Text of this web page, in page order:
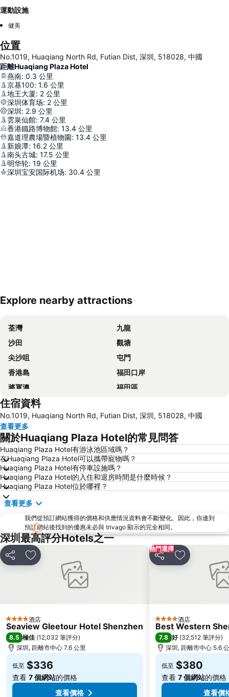
運動設施
健美
位置
No.1019, Huaqiang North Rd, Futian Dist, 深圳, 518028, 中國
距離Huaqiang Plaza Hotel
燕南: 0.3 公里
京基100: 1.6 公里
地王大厦: 2 公里
深圳体育场: 2 公里
深圳: 2.9 公里
雲泉仙館: 7.4 公里
香港鐵路博物館: 13.4 公里
嘉道理農場暨植物園: 13.4 公里
新娘潭: 16.2 公里
南头古城: 17.5 公里
明华轮: 19 公里
深圳宝安国际机场: 30.4 公里
展開地圖
Explore nearby attractions
荃灣
九龍
沙田
觀塘
尖沙咀
屯門
香港島
福田口岸
將軍澳
福田區
Mong Kok Metro Station
南山區
東涌
元朗
紅磡
天水圍
Wan Chai Metro Station
海洋公園
深水埗區
黃金海岸
香港迪士尼樂園
新界
羅湖口岸
羅湖
North Point Metro Station
中環
Cheung Chau
羅湖口岸
Sheung Wan Metro Station
Tsing Yi Metro Station
寶安區
深圳寶安國際機場
深圳站
深圳野生動物園
大梅沙海濱公園
鹽田區
長洲
Lamma Island
Tin Hau Metro Station
九龍塘
住宿資料
No.1019, Huaqiang North Rd, Futian Dist, 深圳, 518028, 中國
查看更多
關於Huaqiang Plaza Hotel的常見問答
Huaqiang Plaza Hotel有游泳池區域嗎？
在Huaqiang Plaza Hotel可以攜帶寵物嗎？
Huaqiang Plaza Hotel有停車設施嗎？
Huaqiang Plaza Hotel的入住和退房時間是什麼時候？
Huaqiang Plaza Hotel位於哪裡？
查看更多
我們從預訂網站獲得的價格和供應情況資料會不斷變化。因此，你連到
預訂網站後找到的優惠未必與 trivago 顯示的完全相同。
深圳最高評分Hotels之一
分享 放到收藏夾
4 星級 酒店
Seaview Gleetour Hotel Shenzhen
8.5 極佳 (12,032 筆評分)
深圳, 距離市中心 7.6 公里
低至 $336
查看 7 個網站的價格
查看價格
熱門選擇
分享 放到收藏夾
4 星級 酒店
Best Western
7.8 好 (32,512 筆評分)
深圳, 距離市中心 5.6
低至 $380
查看 7 個網站的價格
查看價